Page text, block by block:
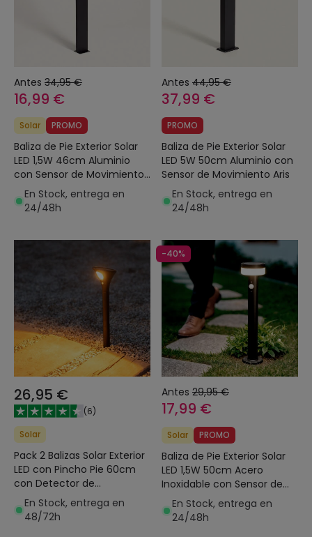
Antes 34,95 €
16,99 €
Solar PROMO
Baliza de Pie Exterior Solar
LED 1,5W 46cm Aluminio
con Sensor de Movimiento
Efren Square
En Stock, entrega en
24/48h
Antes 44,95 €
37,99 €
PROMO
Baliza de Pie Exterior Solar
LED 5W 50cm Aluminio con
Sensor de Movimiento Aris
En Stock, entrega en
24/48h
26,95 €
(6)
Solar
Pack 2 Balizas Solar Exterior
LED con Pincho Pie 60cm
con Detector de
Movimiento
En Stock, entrega en
48/72h
-40%
Antes 29,95 €
17,99 €
Solar PROMO
Baliza de Pie Exterior Solar
LED 1,5W 50cm Acero
Inoxidable con Sensor de
Movimiento Ashier
En Stock, entrega en
24/48h